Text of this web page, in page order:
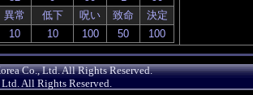
異常 低下 呪い 致命 決定
Co., Ltd. All Rights Reserved.
All Rights Reserved.